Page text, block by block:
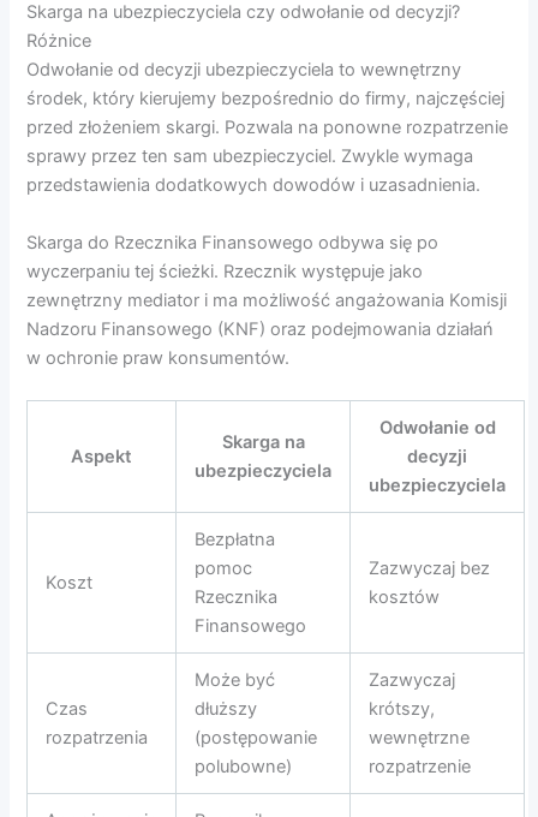
Skarga na ubezpieczyciela czy odwołanie od decyzji?
Różnice
Odwołanie od decyzji ubezpieczyciela to wewnętrzny
środek, który kierujemy bezpośrednio do firmy, najczęściej
przed złożeniem skargi. Pozwala na ponowne rozpatrzenie
sprawy przez ten sam ubezpieczyciel. Zwykle wymaga
przedstawienia dodatkowych dowodów i uzasadnienia.
Skarga do Rzecznika Finansowego odbywa się po
wyczerpaniu tej ścieżki. Rzecznik występuje jako
zewnętrzny mediator i ma możliwość angażowania Komisji
Nadzoru Finansowego (KNF) oraz podejmowania działań
w ochronie praw konsumentów.
Aspekt
Skarga na
ubezpieczyciela
Odwołanie od
decyzji
ubezpieczyciela
Koszt
Bezpłatna
pomoc
Rzecznika
Finansowego
Zazwyczaj bez
kosztów
Czas
rozpatrzenia
Może być
dłuższy
(postępowanie
polubowne)
Zazwyczaj
krótszy,
wewnętrzne
rozpatrzenie